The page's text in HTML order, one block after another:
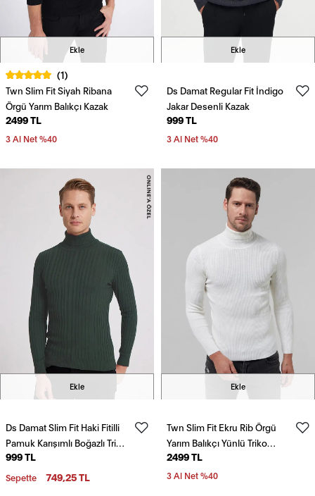
Ekle
(1)
Twn Slim Fit Siyah Ribana
Örgü Yarım Balıkçı Kazak
2499 TL
3 Al Net %40
Ekle
Ds Damat Regular Fit İndigo
Jakar Desenli Kazak
999 TL
3 Al Net %40
Ekle
Ds Damat Slim Fit Haki Fitilli
Pamuk Karışımlı Boğazlı Triko
Kazak
999 TL
Sepette 749,25 TL
Ekle
Twn Slim Fit Ekru Rib Örgü
Yarım Balıkçı Yünlü Triko
Kazak
2499 TL
3 Al Net %40